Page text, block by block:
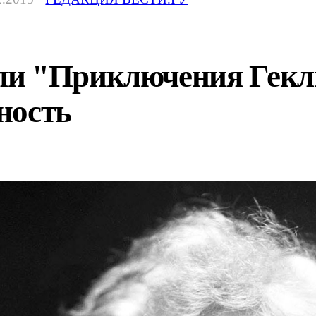
"Приключения